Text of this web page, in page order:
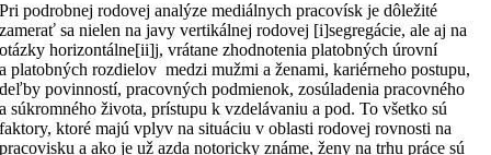
Pri podrobnej rodovej analýze mediálnych pracovísk je dôležité
zamerať sa nielen na javy vertikálnej rodovej [i]segregácie, ale aj na
otázky horizontálne[ii]j, vrátane zhodnotenia platobných úrovní
a platobných rozdielov medzi mužmi a ženami, kariérneho postupu,
deľby povinností, pracovných podmienok, zosúladenia pracovného
a súkromného života, prístupu k vzdelávaniu a pod. To všetko sú
faktory, ktoré majú vplyv na situáciu v oblasti rodovej rovnosti na
pracovisku a ako je už azda notoricky známe, ženy na trhu práce sú